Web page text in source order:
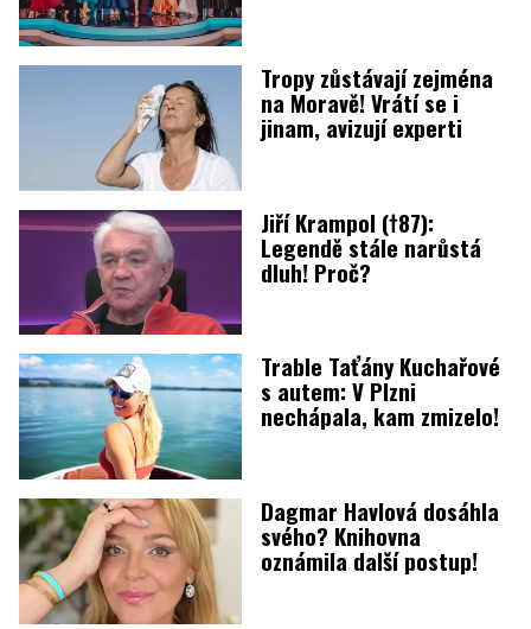
Tropy zůstávají zejména
na Moravě! Vrátí se i
jinam, avizují experti
Jiří Krampol (†87):
Legendě stále narůstá
dluh! Proč?
Trable Taťány Kuchařové
s autem: V Plzni
nechápala, kam zmizelo!
Dagmar Havlová dosáhla
svého? Knihovna
oznámila další postup!